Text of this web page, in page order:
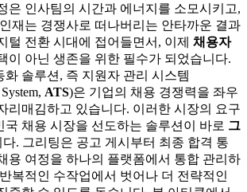
은 인사팀의 시간과 에너지를 소모시키고,
재는 경쟁사로 떠나버리는 안타까운 결과
털 전환 시대에 접어들면서, 이제 채용자
이 아닌 생존을 위한 필수가 되었습니다.
화 솔루션, 즉 지원자 관리 시스템
ATS)은 기업의 채용 경쟁력을 좌우
리매김하고 있습니다. 이러한 시장의 요구
국 채용 시장을 선도하는 솔루션이 바로 그
다. 그리팅은 공고 게시부터 최종 합격 통
용 여정을 하나의 플랫폼에서 통합 관리하
복적인 수작업에서 벗어나 더 전략적인